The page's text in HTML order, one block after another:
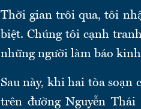
Thời gian trôi qua, tôi
biệt. Chúng tôi cạnh
những người làm báo
Sau này, khi hai tòa
trên đường Nguyễn